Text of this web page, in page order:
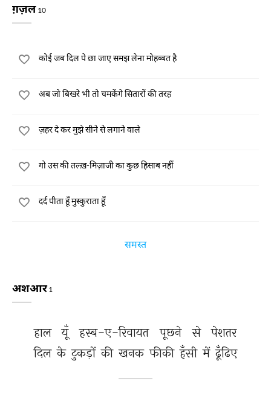
ग़ज़ल 10
कोई जब दिल पे छा जाए समझ लेना मोहब्बत है
अब जो बिखरे भी तो चमकेंगे सितारों की तरह
ज़हर दे कर मुझे सीने से लगाने वाले
गो उस की तल्ख़-मिज़ाजी का कुछ हिसाब नहीं
दर्द पीता हूँ मुस्कुराता हूँ
समस्त
अशआर1
हाल यूँ हस्ब-ए-रिवायत पूछने से
पेशतर
दिल के टुकड़ों की खनक फीकी हँसी में ढूँढिए